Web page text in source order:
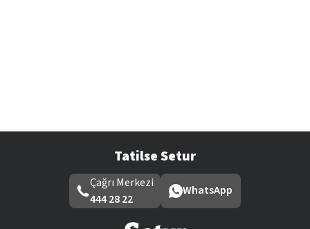
Tatilse Setur
Çağrı Merkezi
444 28 22
WhatsApp